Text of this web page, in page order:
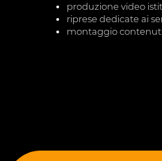
produzione video
riprese dedicate ai
montaggio